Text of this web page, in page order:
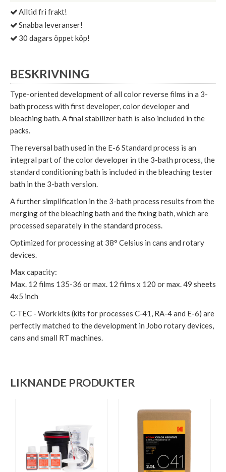
Alltid fri frakt!
Snabba leveranser!
30 dagars öppet köp!
BESKRIVNING
Type-oriented development of all color reverse films in a 3-
bath process with first developer, color developer and
bleaching bath. A final stabilizer bath is also included in the
packs.
The reversal bath used in the E-6 Standard process is an
integral part of the color developer in the 3-bath process, the
standard conditioning bath is included in the bleaching tester
bath in the 3-bath version.
A further simplification in the 3-bath process results from the
merging of the bleaching bath and the fixing bath, which are
processed separately in the standard process.
Optimized for processing at 38° Celsius in cans and rotary
devices.
Max capacity:
Max. 12 films 135-36 or max. 12 films x 120 or max. 49 sheets
4x5 inch
C-TEC - Work kits (kits for processes C-41, RA-4 and E-6) are
perfectly matched to the development in Jobo rotary devices,
cans and small RT machines.
LIKNANDE PRODUKTER